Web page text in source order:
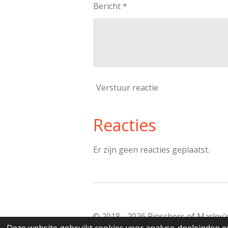
Bericht *
Verstuur reactie
Reacties
Er zijn geen reacties geplaatst.
© 2018 - 2026 Pinschers of